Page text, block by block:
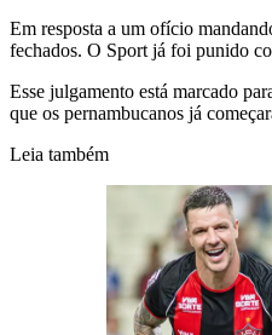
Em resposta a um ofício
fechados. O Sport já foi punido
Esse julgamento está marcado
que os pernambucanos já
Leia também